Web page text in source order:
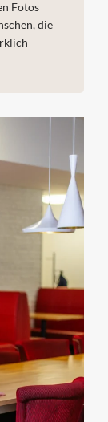
Fotos
die